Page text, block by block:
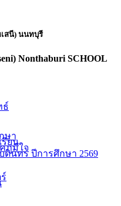
เสนี) นนทบุรี
Nonthaburi SCHOOL
ธ์
ษา
รียน
ภูมิใจ
ดินทร ปีการศึกษา 2569